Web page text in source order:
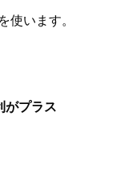
使います。
がプラス